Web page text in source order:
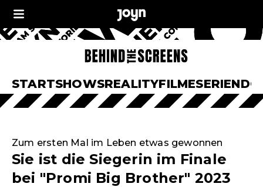
STARTSHOWSREALITYFILMESERIEN
Zum ersten Mal im Leben etwas gewonnen
Sie ist die Siegerin im Finale
bei "Promi Big Brother" 2023